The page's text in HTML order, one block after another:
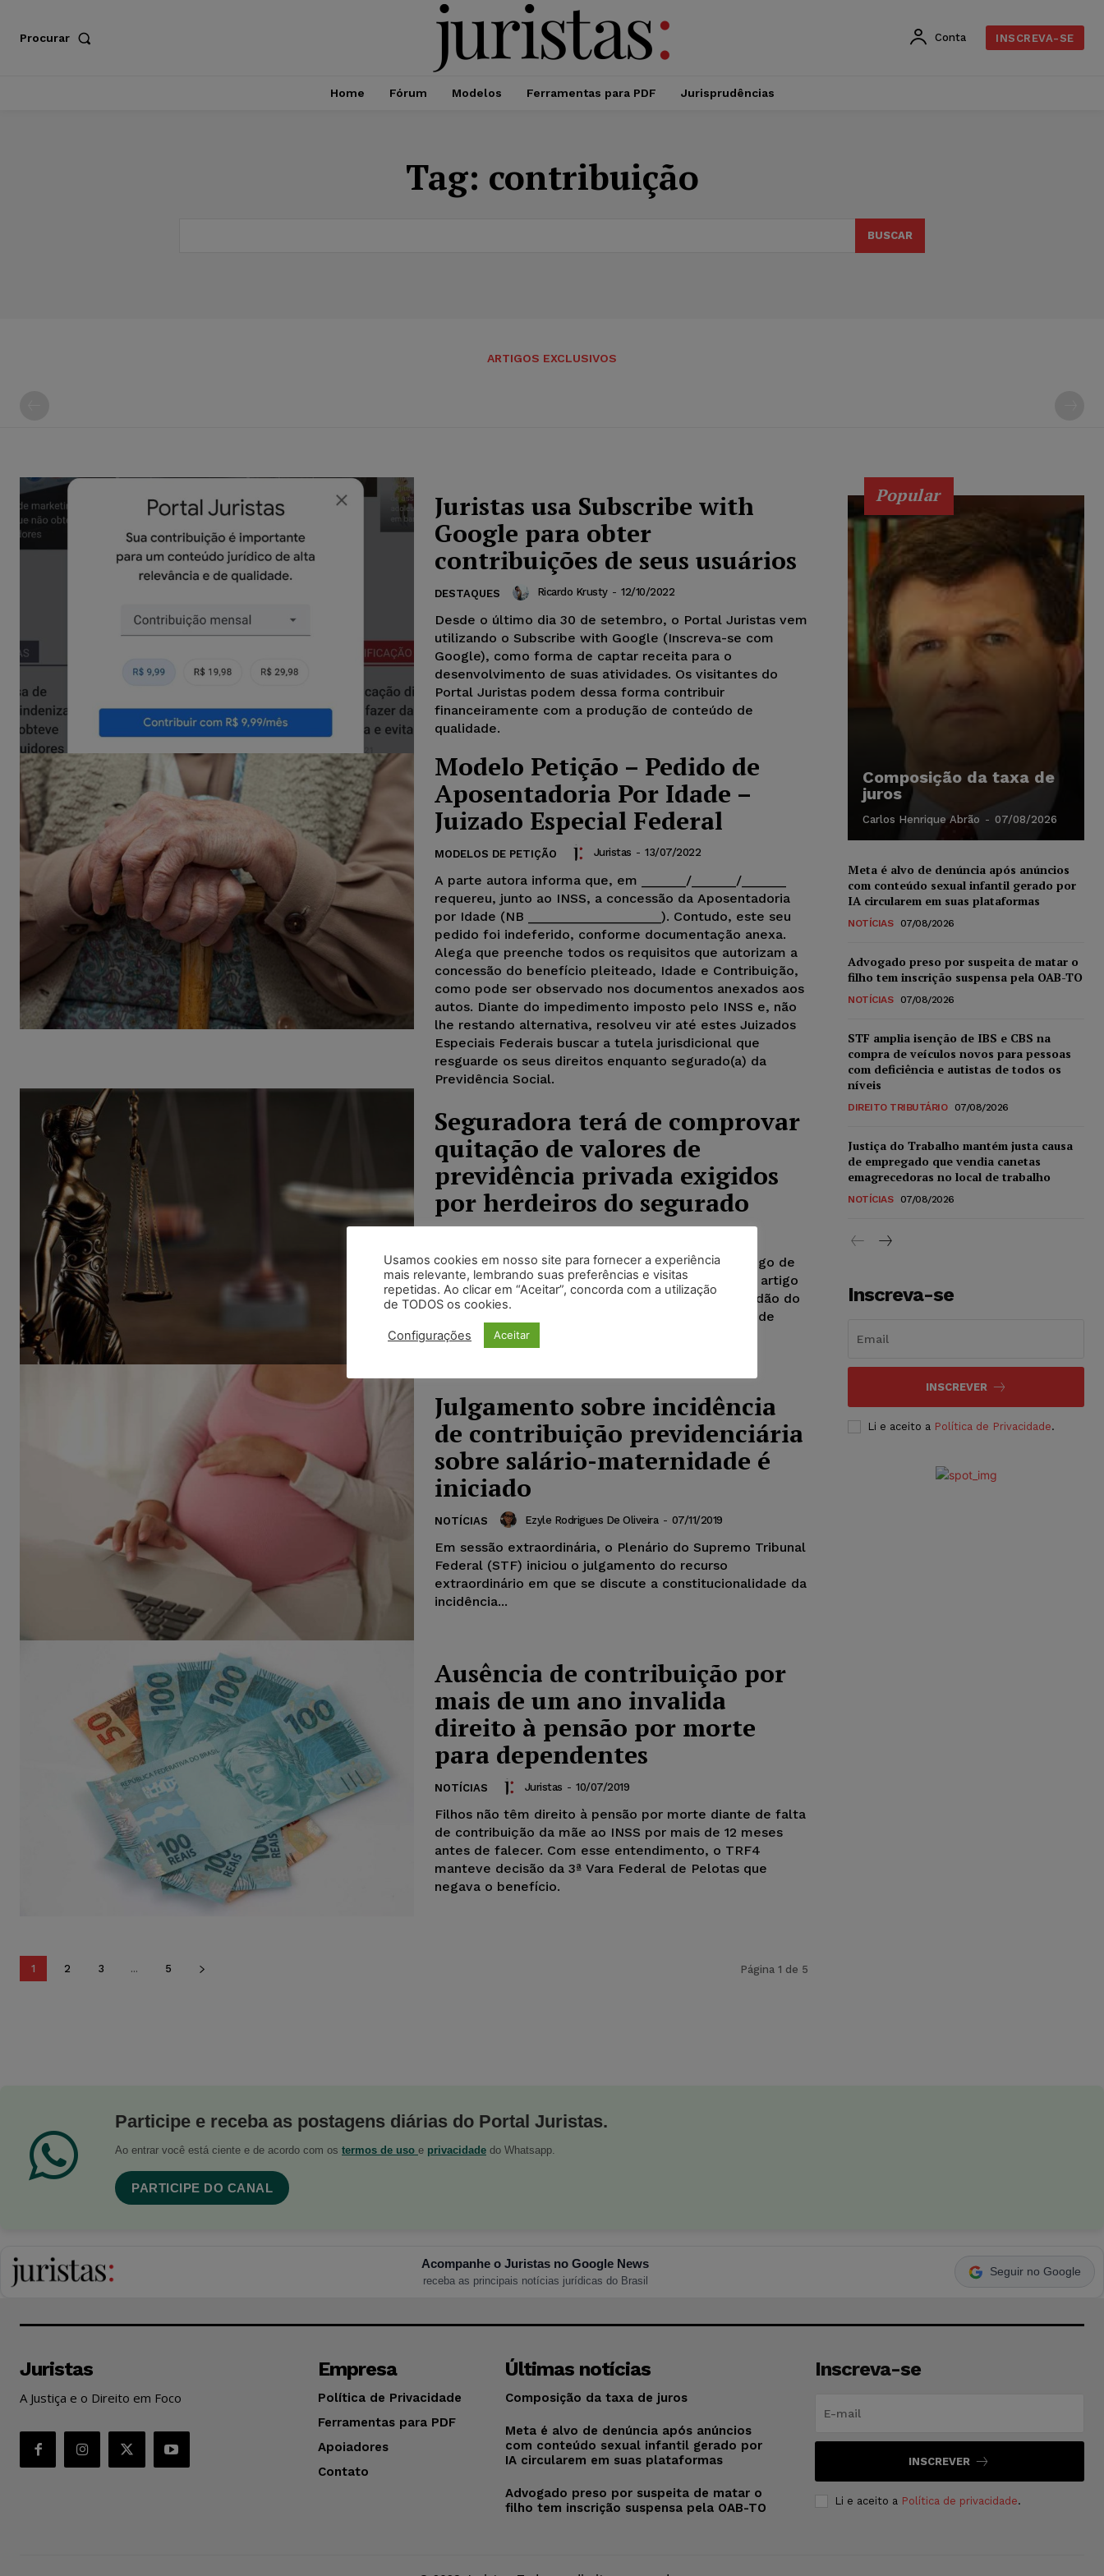
Procurar Conta INSCREVA-SE
Home Fórum Modelos Ferramentas para PDF Jurisprudências
Tag: contribuição
BUSCAR
ARTIGOS EXCLUSIVOS
Juristas usa Subscribe with
Google para obter
contribuições de seus usuários
DESTAQUES Ricardo Krusty - 12/10/2022
Desde o último dia 30 de setembro, o Portal Juristas vem
utilizando o Subscribe with Google (Inscreva-se com
Google), como forma de captar receita para o
desenvolvimento de suas atividades. Os visitantes do
Portal Juristas podem dessa forma contribuir
financeiramente com a produção de conteúdo de
qualidade.
Modelo Petição – Pedido de
Aposentadoria Por Idade –
Juizado Especial Federal
MODELOS DE PETIÇÃO Juristas - 13/07/2022
A parte autora informa que, em ______/______/______
requereu, junto ao INSS, a concessão da Aposentadoria
por Idade (NB __________________). Contudo, este seu
pedido foi indeferido, conforme documentação anexa.
Alega que preenche todos os requisitos que autorizam a
concessão do benefício pleiteado, Idade e Contribuição,
como pode ser observado nos documentos anexados aos
autos. Diante do impedimento imposto pelo INSS e, não
lhe restando alternativa, resolveu vir até estes Juizados
Especiais Federais buscar a tutela jurisdicional que
resguarde os seus direitos enquanto segurado(a) da
Previdência Social.
Seguradora terá de comprovar
quitação de valores de
previdência privada exigidos
por herdeiros do segurado
Com base na regra do artigo 333, inciso II, do Código de
Processo Civil de 1973 (reproduzido no inciso II do artigo
373 do CPC/2015), a 3a. Turma do STJ anulou acórdão do
TJPR que havia negado um pedido de pagamento de
pensão por morte....
Julgamento sobre incidência
de contribuição previdenciária
sobre salário-maternidade é
iniciado
NOTÍCIAS Ezyle Rodrigues De Oliveira - 07/11/2019
Em sessão extraordinária, o Plenário do Supremo Tribunal
Federal (STF) iniciou o julgamento do recurso
extraordinário em que se discute a constitucionalidade da
incidência...
Ausência de contribuição por
mais de um ano invalida
direito à pensão por morte
para dependentes
NOTÍCIAS Juristas - 10/07/2019
Filhos não têm direito à pensão por morte diante de falta
de contribuição da mãe ao INSS por mais de 12 meses
antes de falecer. Com esse entendimento, o TRF4
manteve decisão da 3ª Vara Federal de Pelotas que
negava o benefício.
1 2 3 ... 5 Página 1 de 5
Popular
Composição da taxa de
juros
Carlos Henrique Abrão - 07/08/2026
Meta é alvo de denúncia após anúncios
com conteúdo sexual infantil gerado por
IA circularem em suas plataformas
NOTÍCIAS 07/08/2026
Advogado preso por suspeita de matar o
filho tem inscrição suspensa pela OAB-TO
NOTÍCIAS 07/08/2026
STF amplia isenção de IBS e CBS na
compra de veículos novos para pessoas
com deficiência e autistas de todos os
níveis
DIREITO TRIBUTÁRIO 07/08/2026
Justiça do Trabalho mantém justa causa
de empregado que vendia canetas
emagrecedoras no local de trabalho
NOTÍCIAS 07/08/2026
Inscreva-se
INSCREVER
Li e aceito a Política de Privacidade.
Participe e receba as postagens diárias do Portal Juristas.
Ao entrar você está ciente e de acordo com os termos de uso e privacidade do Whatsapp.
PARTICIPE DO CANAL
Acompanhe o Juristas no Google News
receba as principais notícias jurídicas do Brasil
Seguir no Google
Juristas
A Justiça e o Direito em Foco
Empresa
Política de Privacidade
Ferramentas para PDF
Apoiadores
Contato
Últimas notícias
Composição da taxa de juros
Meta é alvo de denúncia após anúncios
com conteúdo sexual infantil gerado por
IA circularem em suas plataformas
Advogado preso por suspeita de matar o
filho tem inscrição suspensa pela OAB-TO
Inscreva-se
INSCREVER
Li e aceito a Política de privacidade.
Usamos cookies em nosso site para fornecer a experiência
mais relevante, lembrando suas preferências e visitas
repetidas. Ao clicar em “Aceitar”, concorda com a utilização
de TODOS os cookies.
Configurações Aceitar